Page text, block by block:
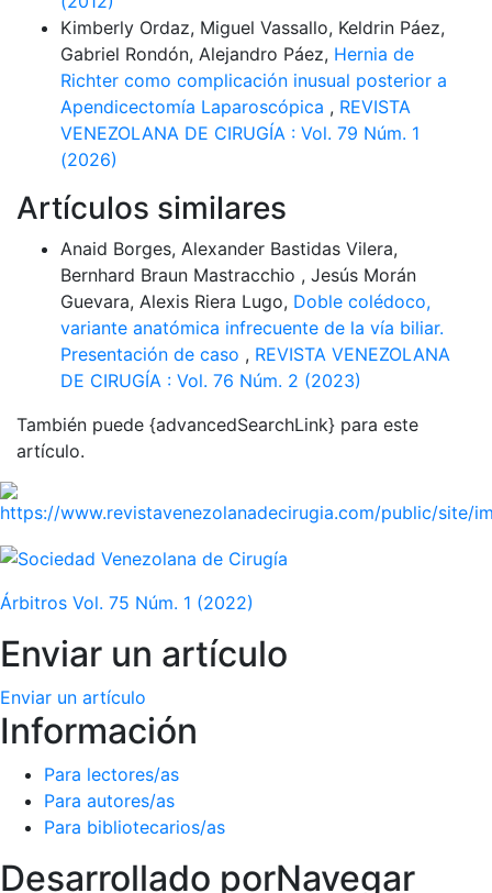
Kimberly Ordaz, Miguel Vassallo, Keldrin Páez,
Gabriel Rondón, Alejandro Páez, Hernia de
Richter como complicación inusual posterior a
Apendicectomía Laparoscópica , REVISTA
VENEZOLANA DE CIRUGÍA : Vol. 79 Núm. 1
(2026)
Artículos similares
Anaid Borges, Alexander Bastidas Vilera,
Bernhard Braun Mastracchio , Jesús Morán
Guevara, Alexis Riera Lugo, Doble colédoco,
variante anatómica infrecuente de la vía biliar.
Presentación de caso , REVISTA VENEZOLANA
DE CIRUGÍA : Vol. 76 Núm. 2 (2023)
También puede {advancedSearchLink} para este
artículo.
Árbitros Vol. 75 Núm. 1 (2022)
Enviar un artículo
Enviar un artículo
Información
Para lectores/as
Para autores/as
Para bibliotecarios/as
Desarrollado porNavegar